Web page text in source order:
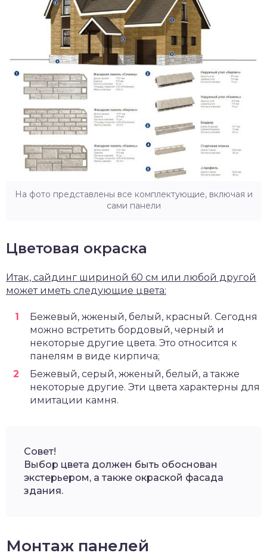
На фото представлены все комплектующие, включая и
сами панели
Цветовая окраска
Итак, сайдинг шириной 60 см или любой другой
может иметь следующие цвета:
Бежевый, жженый, белый, красный. Сегодня
можно встретить бордовый, черный и
некоторые другие цвета. Это относится к
панелям в виде кирпича;
Бежевый, серый, жженый, белый, а также
некоторые другие. Эти цвета характерны для
имитации камня.
Совет!
Выбор цвета должен быть обоснован
экстерьером, а также окраской фасада
здания.
Монтаж панелей